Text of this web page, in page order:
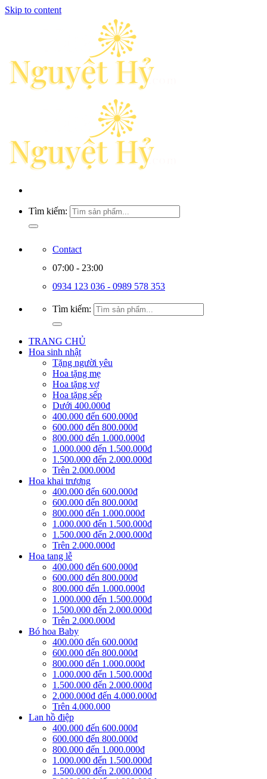
Skip to content
Tìm kiếm:
Contact
07:00 - 23:00
0934 123 036 - 0989 578 353
Tìm kiếm:
TRANG CHỦ
Hoa sinh nhật
Tặng người yêu
Hoa tặng mẹ
Hoa tặng vợ
Hoa tặng sếp
Dưới 400.000đ
400.000 đến 600.000đ
600.000 đến 800.000đ
800.000 đến 1.000.000đ
1.000.000 đến 1.500.000đ
1.500.000 đến 2.000.000đ
Trên 2.000.000đ
Hoa khai trương
400.000 đến 600.000đ
600.000 đến 800.000đ
800.000 đến 1.000.000đ
1.000.000 đến 1.500.000đ
1.500.000 đến 2.000.000đ
Trên 2.000.000đ
Hoa tang lễ
400.000 đến 600.000đ
600.000 đến 800.000đ
800.000 đến 1.000.000đ
1.000.000 đến 1.500.000đ
1.500.000 đến 2.000.000đ
Trên 2.000.000đ
Bó hoa Baby
400.000 đến 600.000đ
600.000 đến 800.000đ
800.000 đến 1.000.000đ
1.000.000 đến 1.500.000đ
1.500.000 đến 2.000.000đ
2.000.000đ đến 4.000.000đ
Trên 4.000.000
Lan hồ điệp
400.000 đến 600.000đ
600.000 đến 800.000đ
800.000 đến 1.000.000đ
1.000.000 đến 1.500.000đ
1.500.000 đến 2.000.000đ